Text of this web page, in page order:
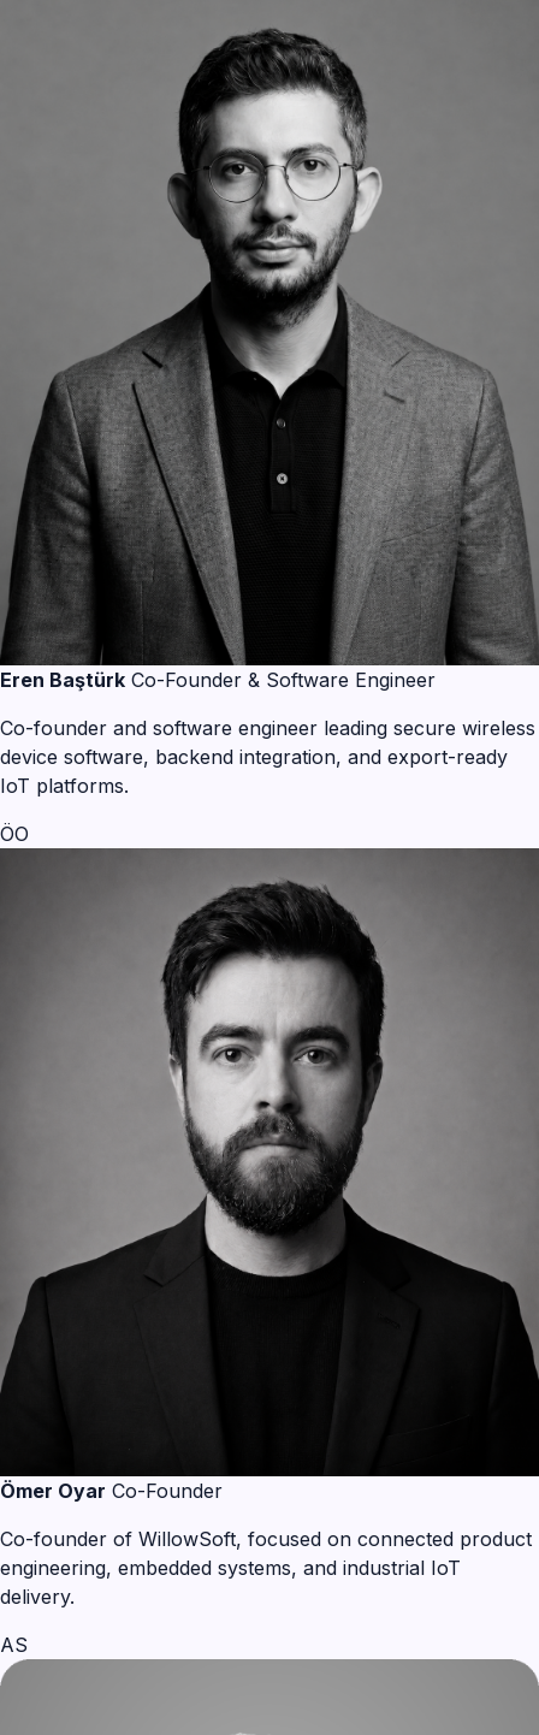
Eren Baştürk Co-Founder & Software Engineer
Co-founder and software engineer leading secure wireless
device software, backend integration, and export-ready
IoT platforms.
ÖO
Ömer Oyar Co-Founder
Co-founder of WillowSoft, focused on connected product
engineering, embedded systems, and industrial IoT
delivery.
AS